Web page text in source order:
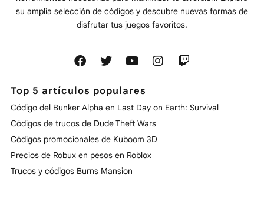
su amplia selección de códigos y descubre nuevas formas de
disfrutar tus juegos favoritos.
Top 5 artículos populares
Código del Bunker Alpha en Last Day on Earth: Survival
Códigos de trucos de Dude Theft Wars
Códigos promocionales de Kuboom 3D
Precios de Robux en pesos en Roblox
Trucos y códigos Burns Mansion